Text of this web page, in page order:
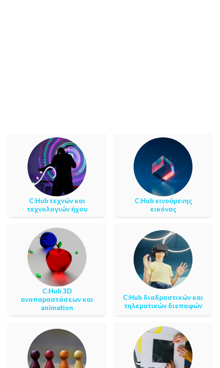
C:Ηub τεχνών και
τεχνολογιών ήχου
C:Ηub κινούμενης
εικόνας
C:Ηub 3D
αναπαραστάσεων και
animation
C:Ηub διαδραστικών και
τηλεματικών διεπαφών